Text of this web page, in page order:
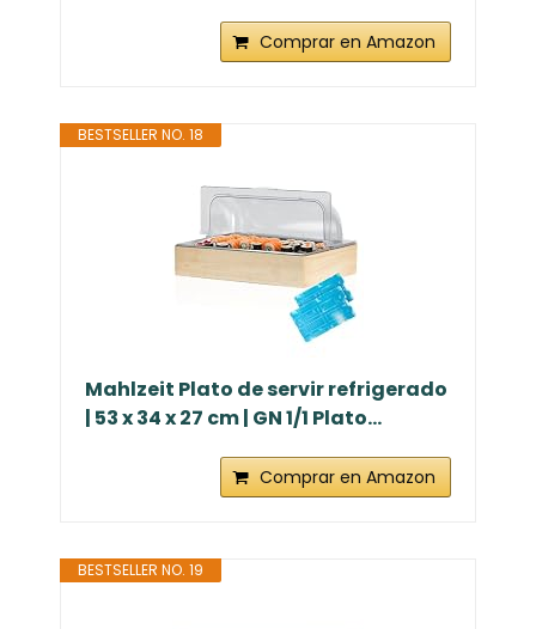
Comprar en Amazon
BESTSELLER NO. 18
Mahlzeit Plato de servir refrigerado
| 53 x 34 x 27 cm | GN 1/1 Plato...
Comprar en Amazon
BESTSELLER NO. 19